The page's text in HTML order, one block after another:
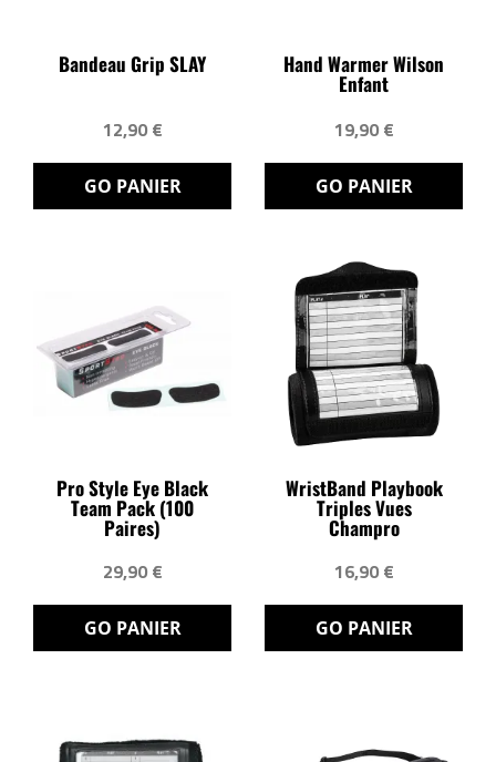
Bandeau Grip SLAY
12,90 €
GO PANIER
Hand Warmer Wilson
Enfant
19,90 €
GO PANIER
Pro Style Eye Black
Team Pack (100
Paires)
29,90 €
GO PANIER
WristBand Playbook
Triples Vues
Champro
16,90 €
GO PANIER